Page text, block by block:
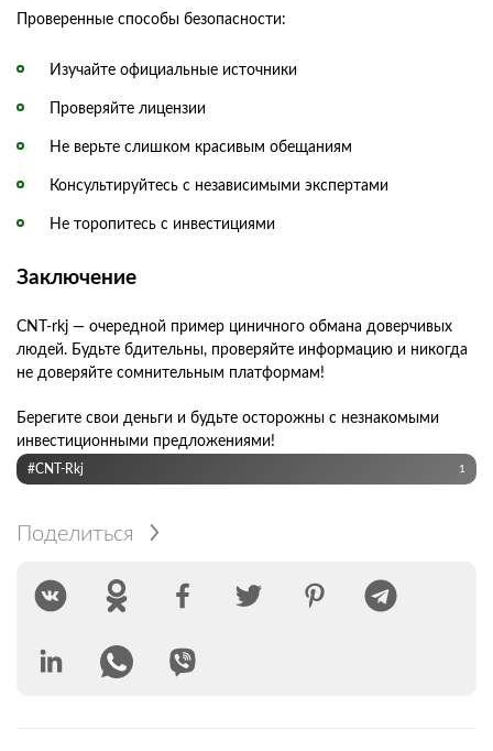
Проверенные способы безопасности:
Изучайте официальные источники
Проверяйте лицензии
Не верьте слишком красивым обещаниям
Консультируйтесь с независимыми экспертами
Не торопитесь с инвестициями
Заключение
CNT-rkj — очередной пример циничного обмана доверчивых
людей. Будьте бдительны, проверяйте информацию и никогда
не доверяйте сомнительным платформам!
Берегите свои деньги и будьте осторожны с незнакомыми
инвестиционными предложениями!
#CNT-Rkj 1
Поделиться